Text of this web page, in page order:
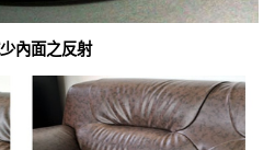
內面之反射